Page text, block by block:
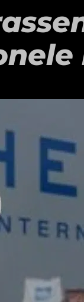
vers en
als partner
en
met een
een